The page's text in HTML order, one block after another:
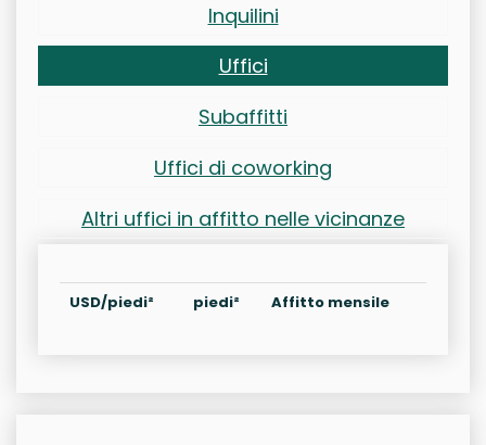
Inquilini
Uffici
Subaffitti
Uffici di coworking
Altri uffici in affitto nelle vicinanze
USD/piedi² piedi² Affitto mensile